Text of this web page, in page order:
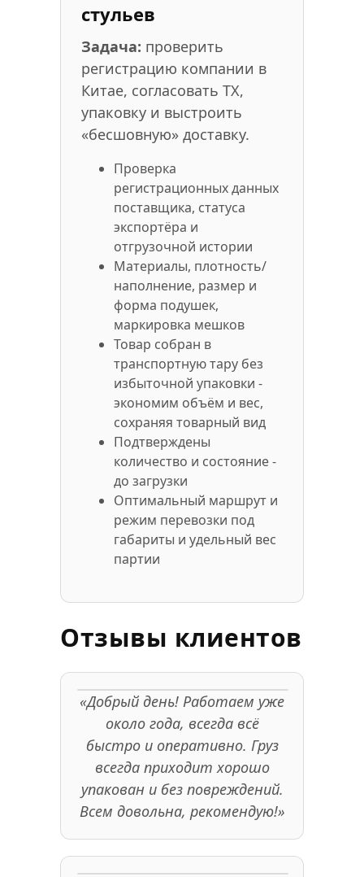
стульев
Задача: проверить
регистрацию компании в
Китае, согласовать ТХ,
упаковку и выстроить
«бесшовную» доставку.
Проверка
регистрационных данных
поставщика, статуса
экспортёра и
отгрузочной истории
Материалы, плотность/
наполнение, размер и
форма подушек,
маркировка мешков
Товар собран в
транспортную тару без
избыточной упаковки -
экономим объём и вес,
сохраняя товарный вид
Подтверждены
количество и состояние -
до загрузки
Оптимальный маршрут и
режим перевозки под
габариты и удельный вес
партии
Отзывы клиентов
«Добрый день! Работаем уже
около года, всегда всё
быстро и оперативно. Груз
всегда приходит хорошо
упакован и без повреждений.
Всем довольна, рекомендую!»